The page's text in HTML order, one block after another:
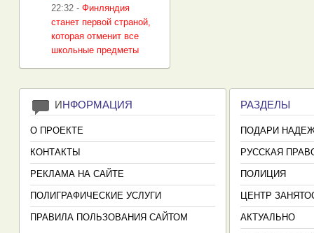
22:32 - Финляндия
станет первой страной,
которая отменит все
школьные предметы
ИНФОРМАЦИЯ
О ПРОЕКТЕ
КОНТАКТЫ
РЕКЛАМА НА САЙТЕ
ПОЛИГРАФИЧЕСКИЕ УСЛУГИ
ПРАВИЛА ПОЛЬЗОВАНИЯ САЙТОМ
РАЗДЕЛЫ
ПОДАРИ
РУССКАЯ
ПОЛИЦИЯ
ЦЕНТР
АКТУАЛЬНО